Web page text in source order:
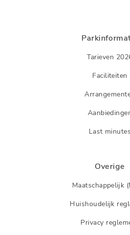
Tarieven
Faciliteiten
Last minutes
Overige
Maatschappelijk
Huishoudelijk
Privacy